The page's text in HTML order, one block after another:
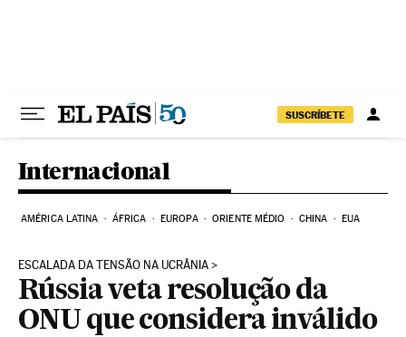
SUSCRÍBETE
Internacional
AMÉRICA LATINA ÁFRICA EUROPA ORIENTE MÉDIO CHINA EUA
ESCALADA DA TENSÃO NA UCRÂNIA
Rússia veta resolução da
ONU que considera inválido